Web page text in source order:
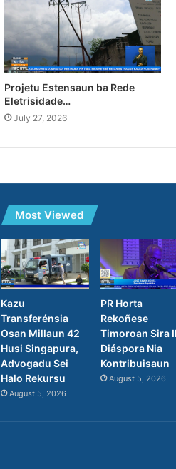
Projetu Estensaun ba Rede
Eletrisidade…
July 27, 2026
Most Viewed
Kazu
Transferénsia
Osan Millaun 42
Husi Singapura,
Advogadu Sei
Halo Rekursu
August 5, 2026
PR Horta
Rekoñese
Timoroan Sira
Diáspora Nia
Kontribuisaun
August 5, 2026